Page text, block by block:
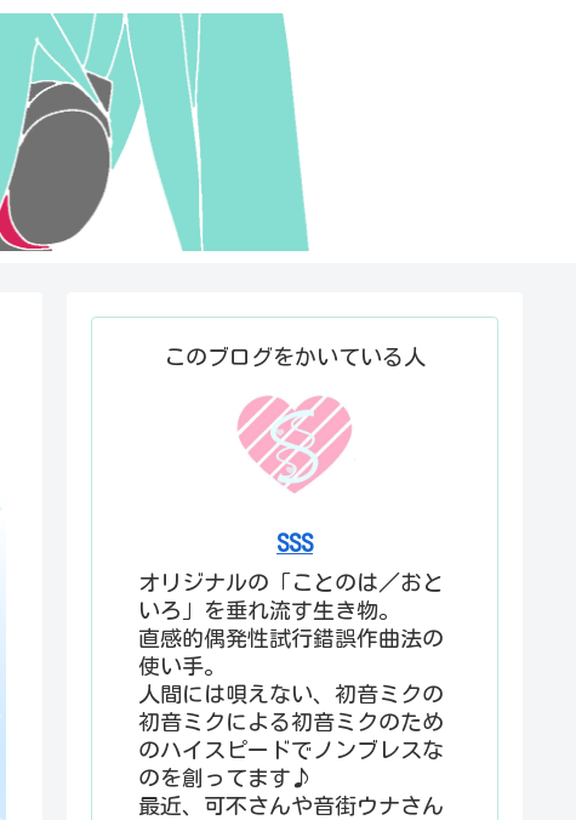
このブログをかいている人
SSS
オリジナルの「ことのは／おと
いろ」を垂れ流す生き物。
直感的偶発性試行錯誤作曲法の
使い手。
人間には唄えない、初音ミクの
初音ミクによる初音ミクのため
のハイスピードでノンブレスな
のを創ってます♪
最近、可不さんや音街ウナさん